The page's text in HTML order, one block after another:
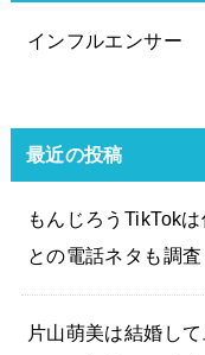
インフルエンサー
最近の投稿
もんじろうTikTok
との電話ネタも調査
片山萌美は結婚し